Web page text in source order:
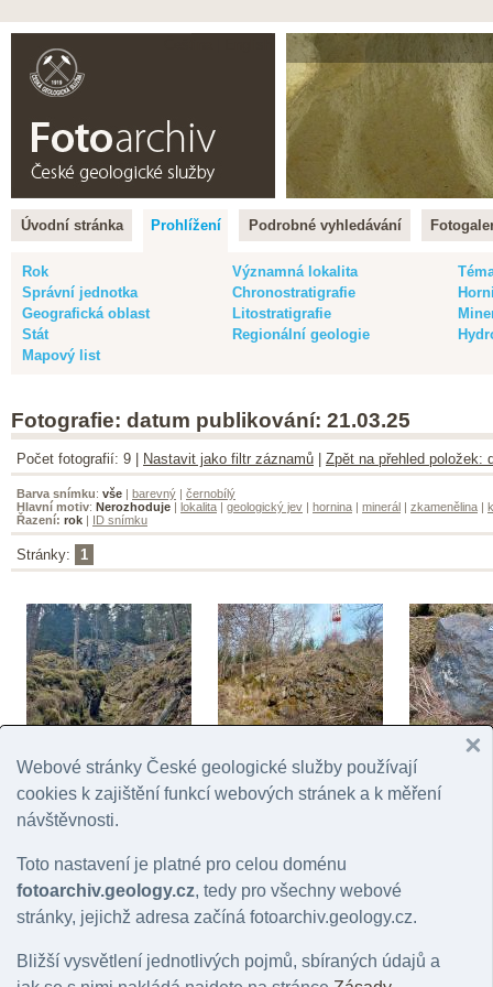
Úvodní stránka Prohlížení Podrobné vyhledávání
Rok Významná lokalita
Správní jednotka
Chronostratigrafie
Geografická oblast
Litostratigrafie
Stát
Regionální geologie
Mapový list
Fotografie: datum publikování: 21.03.25
Počet fotografií: 9 | Nastavit jako filtr záznamů Zpět na přehled položek:
Barva snímku: vše | barevný | černobílý
Hlavní motiv: Nerozhoduje | lokalita | geologický jev | hornina | minerál | zkamenělina |
Řazení: rok | ID snímku
Stránky: 1
© Vajskebrová, Markéta | 2025 © Vajskebrová, Markéta | 2025
Mnichovské
©
Webové stránky České geologické služby používají
cookies k zajištění funkcí webových stránek a k měření
návštěvnosti.
Toto nastavení je platné pro celou doménu
fotoarchiv.geology.cz, tedy pro všechny webové
stránky, jejichž adresa začíná fotoarchiv.geology.cz.
Bližší vysvětlení jednotlivých pojmů, sbíraných údajů a